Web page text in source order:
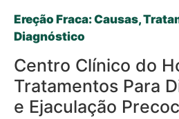
Ereção Fraca: Causas,
Diagnóstico
Centro Clínico do
Tratamentos Para
e Ejaculação